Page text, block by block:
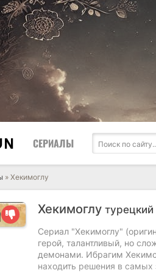
СЕРИАЛЫ
» Хекимоглу
Хекимоглу
Сериал "Хекимоглу"
герой, талантливый, но
демонами. Ибрагим
находить решения в самых